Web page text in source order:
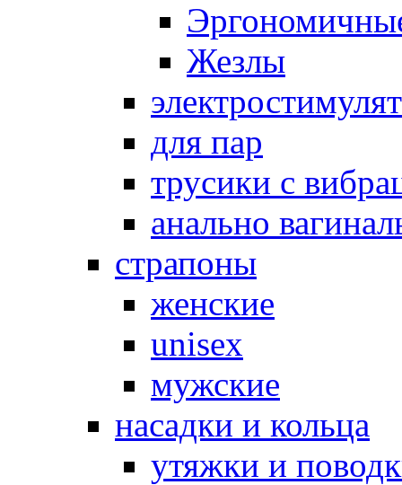
Жезлы
для пар
трусики с
анально
страпоны
женские
unisex
мужские
насадки и кольца
утяжки и